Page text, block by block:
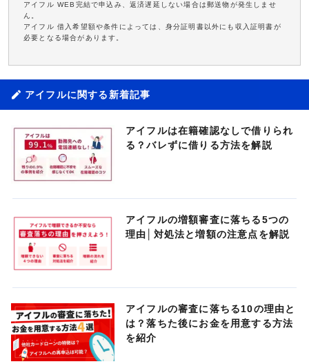
アイフル WEB完結で申込み、返済遅延しない場合は郵送物が発生しませ
ん。
アイフル 借入希望額や条件によっては、身分証明書以外にも収入証明書が
必要となる場合があります。
アイフルに関する新着記事
アイフルは在籍確認なしで借りられ
る？バレずに借りる方法を解説
アイフルの増額審査に落ちる5つの
理由│対処法と増額の注意点を解説
アイフルの審査に落ちる10の理由と
は？落ちた後にお金を用意する方法
を紹介